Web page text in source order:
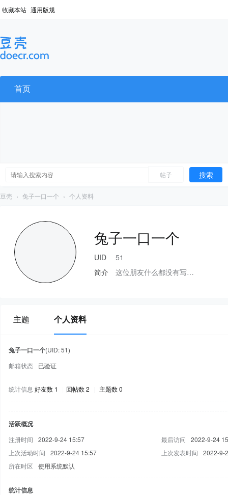
收藏本站 通用版规
首页
帖子 搜索
豆壳 › 兔子一口一个 › 个人资料
兔子一口一个
UID
51
简介
这位朋友什么都没有写…
主题 个人资料
兔子一口一个(UID: 51)
邮箱状态
已验证
统计信息 好友数 1 回帖数 2 主题数 0
活跃概况
注册时间 2022-9-24 15:57 最后访问
2022-9-24
上次活动时间
2022-9-24 15:57 上次发表时间
2022-9-
所在时区
使用系统默认
统计信息